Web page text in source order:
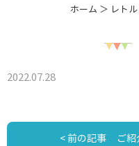
ホーム ＞ レト
2022.07.28
< 前の記事 ご